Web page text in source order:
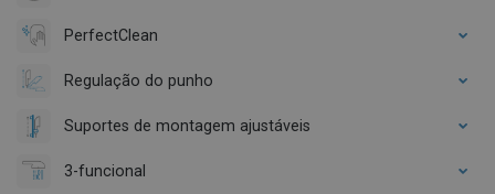
PerfectClean
Regulação do punho
Suportes de montagem ajustáveis
3-funcional